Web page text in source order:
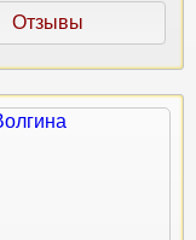
Отзывы